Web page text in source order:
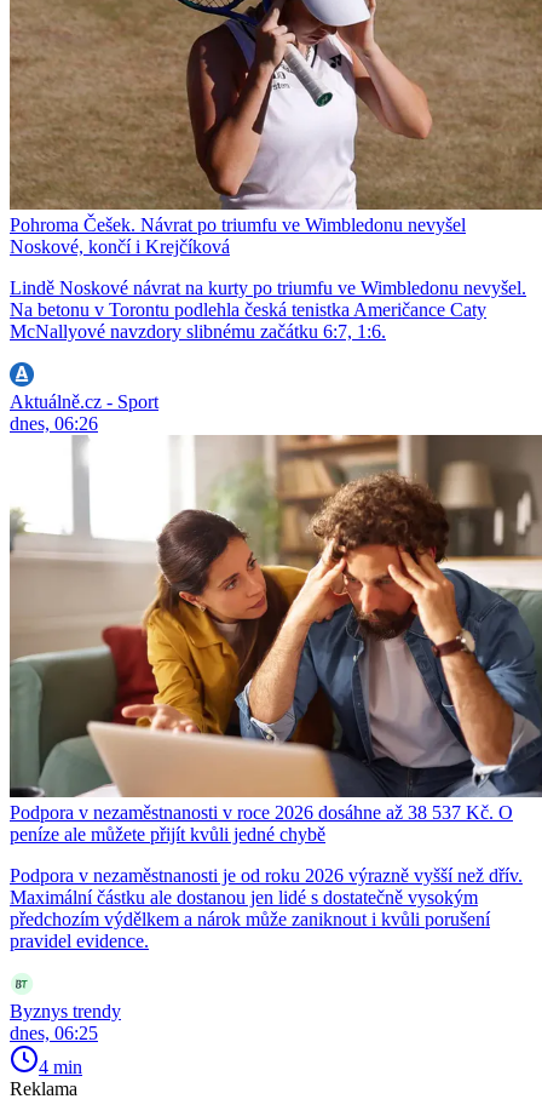
Pohroma Češek. Návrat po triumfu ve Wimbledonu nevyšel
Noskové, končí i Krejčíková
Lindě Noskové návrat na kurty po triumfu ve Wimbledonu nevyšel.
Na betonu v Torontu podlehla česká tenistka Američance Caty
McNallyové navzdory slibnému začátku 6:7, 1:6.
Aktuálně.cz - Sport
dnes, 06:26
Podpora v nezaměstnanosti v roce 2026 dosáhne až 38 537 Kč. O
peníze ale můžete přijít kvůli jedné chybě
Podpora v nezaměstnanosti je od roku 2026 výrazně vyšší než dřív.
Maximální částku ale dostanou jen lidé s dostatečně vysokým
předchozím výdělkem a nárok může zaniknout i kvůli porušení
pravidel evidence.
Byznys trendy
dnes, 06:25
4 min
Reklama